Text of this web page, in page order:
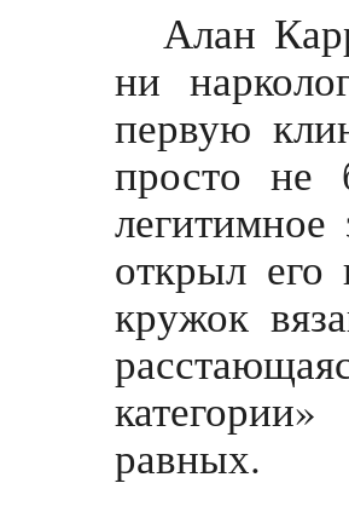
Алан
ни
первую
просто не
открыл его
кружок
равных.